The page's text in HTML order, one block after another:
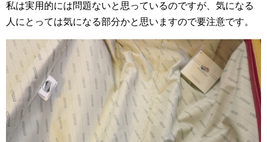
私は実用的には問題ないと思っているのですが、気になる
人にとっては気になる部分かと思いますので要注意です。